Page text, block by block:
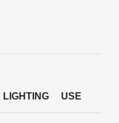
LIGHTING USE